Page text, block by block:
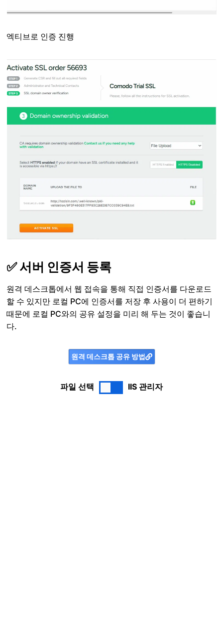
엑티브로 인증 진행
✅ 서버 인증서 등록
원격 데스크톱에서 웹 접속을 통해 직접 인증서를 다운로드
할 수 있지만 로컬 PC에 인증서를 저장 후 사용이 더 편하기
때문에 로컬 PC와의 공유 설정을 미리 해 두는 것이 좋습니
다.
원격 데스크톱 공유 방법
파일 선택 IIS 관리자